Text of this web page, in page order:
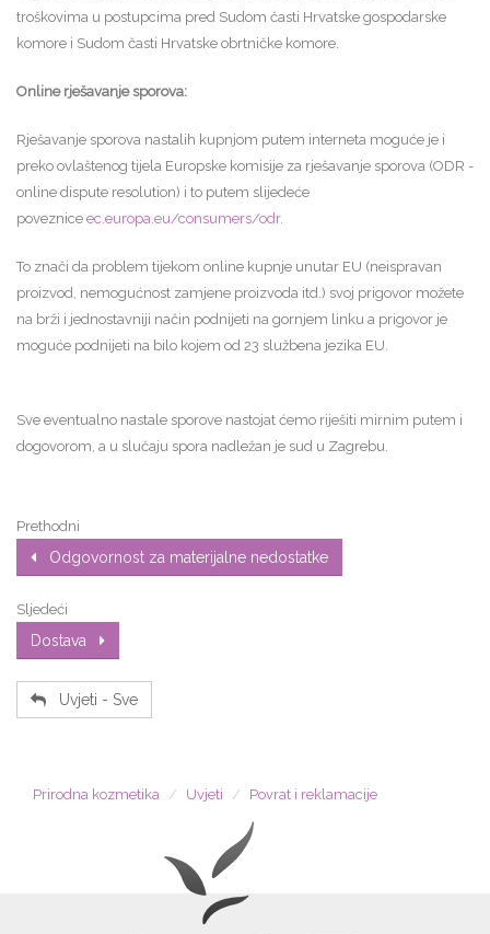
troškovima u postupcima pred Sudom časti Hrvatske gospodarske
komore i Sudom časti Hrvatske obrtničke komore.
Online rješavanje sporova:
Rješavanje sporova nastalih kupnjom putem interneta moguće je i
preko ovlaštenog tijela Europske komisije za rješavanje sporova (ODR -
online dispute resolution) i to putem slijedeće
poveznice ec.europa.eu/consumers/odr.
To znači da problem tijekom online kupnje unutar EU (neispravan
proizvod, nemogućnost zamjene proizvoda itd.) svoj prigovor možete
na brži i jednostavniji način podnijeti na gornjem linku a prigovor je
moguće podnijeti na bilo kojem od 23 službena jezika EU.
Sve eventualno nastale sporove nastojat ćemo riješiti mirnim putem i
dogovorom, a u slučaju spora nadležan je sud u Zagrebu.
Prethodni
Odgovornost za materijalne nedostatke
Sljedeći
Dostava
Uvjeti - Sve
Prirodna kozmetika Uvjeti Povrat i reklamacije